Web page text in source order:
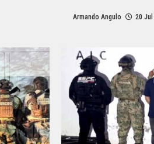
Armando Angulo 20 Jul